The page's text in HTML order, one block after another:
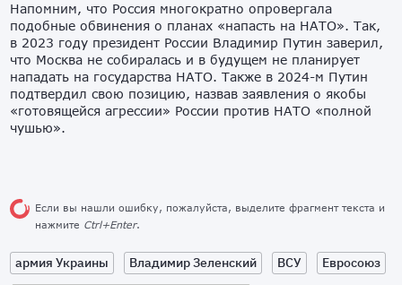
Напомним, что Россия многократно опровергала
подобные обвинения о планах «напасть на НАТО». Так,
в 2023 году президент России Владимир Путин заверил,
что Москва не собиралась и в будущем не планирует
нападать на государства НАТО. Также в 2024-м Путин
подтвердил свою позицию, назвав заявления о якобы
«готовящейся агрессии» России против НАТО «полной
чушью».
Если вы нашли ошибку, пожалуйста, выделите фрагмент текста и
нажмите Ctrl+Enter.
армия Украины Владимир Зеленский ВСУ Евросоюз